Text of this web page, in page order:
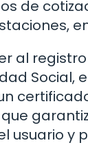
de
al
Social,
usuario y